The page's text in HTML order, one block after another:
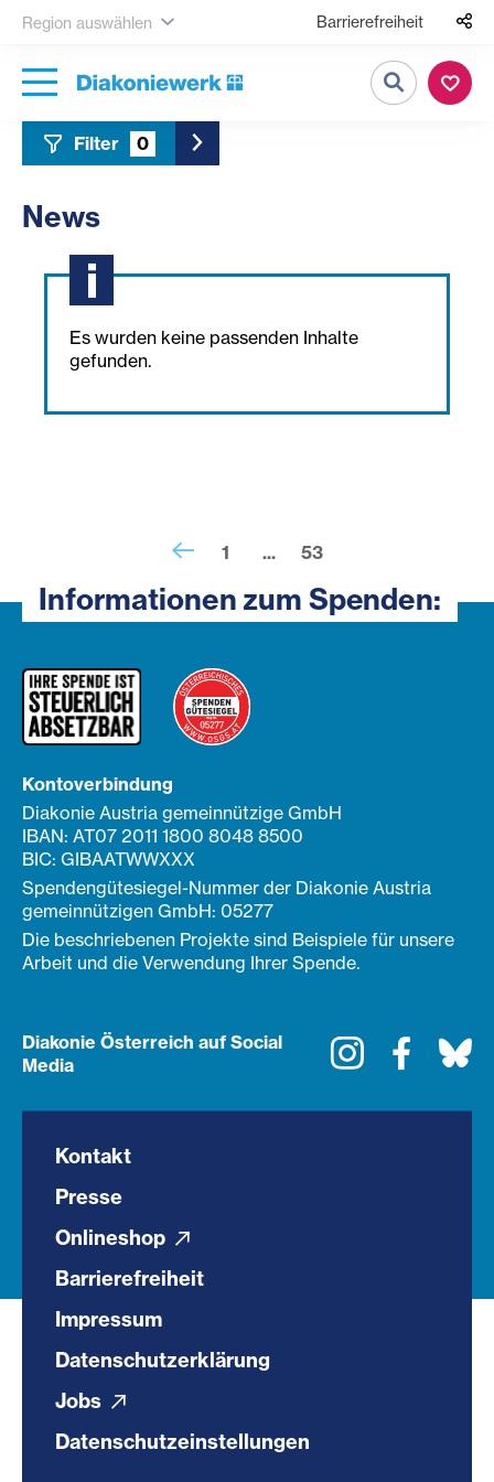
Region auswählen Barrierefreiheit
Suche
Filter 0 Toggle Sidebar Filter
News
Es wurden keine passenden Inhalte
gefunden.
1 ... 53
Informationen zum Spenden:
Kontoverbindung
Diakonie Austria gemeinnützige GmbH
IBAN: AT07 2011 1800 8048 8500
BIC: GIBAATWWXXX
Spendengütesiegel-Nummer der Diakonie Austria
gemeinnützigen GmbH: 05277
Die beschriebenen Projekte sind Beispiele für unsere
Arbeit und die Verwendung Ihrer Spende.
Diakonie Österreich auf Social
Media
Instagram
Kontakt
Presse
Onlineshop
Barrierefreiheit
Impressum
Datenschutzerklärung
Jobs
Datenschutzeinstellungen